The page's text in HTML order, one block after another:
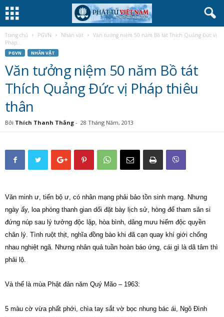
Trang chủ PGVN Nhân vật
Văn tưởng niệm 50 năm Bồ tát Thích Quảng Đức vị
Pháp...
PGVN NHÂN VẬT
Văn tưởng niệm 50 năm Bồ tát
Thích Quảng Đức vị Pháp thiêu
thân
Bởi Thích Thanh Thắng - 28 Tháng Năm, 2013
Văn minh ư, tiến bộ ư, có nhân mạng phải bảo tồn sinh mạng. Nhưng
ngày ấy, loa phóng thanh gian dối đặt bày lịch sử, hòng để tham sân si
đứng núp sau lý tưởng độc lập, hòa bình, dâng mưu hiểm độc quyền
chân lý. Tình ruột thịt, nghĩa đồng bào khi đã cạn quay khí giới chống
nhau nghiệt ngã. Nhưng nhân quả tuần hoàn báo ứng, cái gì là dã tâm thì
phải lộ.
Và thế là mùa Phật đản năm Quý Mão – 1963:
5 màu cờ vừa phất phới, chìa tay sắt vờ bọc nhung bác ái, Ngô Đình